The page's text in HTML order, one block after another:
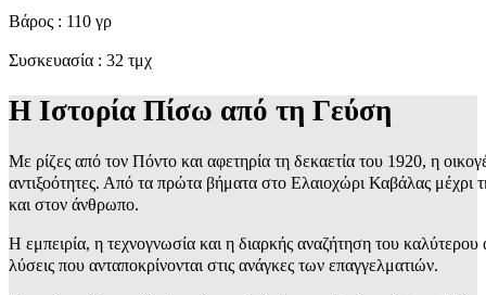
Βάρος : 110 γρ
Συσκευασία : 32 τμχ
Η Ιστορία Πίσω από τη Γεύση
Με ρίζες από τον Πόντο και αφετηρία τη δεκαετία του 1920, η
αντιξοότητες. Από τα πρώτα βήματα στο Ελαιοχώρι Καβάλας μέχρι
και στον άνθρωπο.
Η εμπειρία, η τεχνογνωσία και η διαρκής αναζήτηση του
λύσεις που ανταποκρίνονται στις ανάγκες των επαγγελματιών.